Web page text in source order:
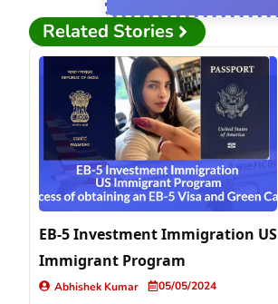
Related Stories
EB-5 Investment Immigration US
Immigrant Program
Abhishek Kumar 05/05/2024